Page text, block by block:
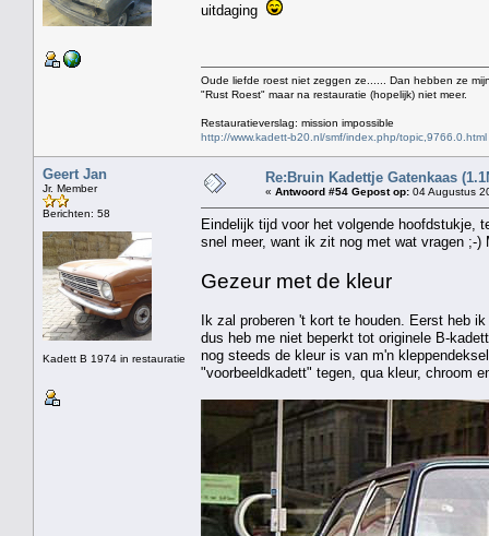
uitdaging
Oude liefde roest niet zeggen ze...... Dan hebben ze
"Rust Roest" maar na restauratie (hopelijk) niet meer.
Restauratieverslag: mission impossible
http://www.kadett-b20.nl/smf/index.php/topic,9766.0.html
Geert Jan
Jr. Member
Berichten: 58
Kadett B 1974 in restauratie
Re:Bruin Kadettje Gatenkaas
« Antwoord #54 Gepost op: 04 Augustus
Eindelijk tijd voor het volgende hoofdstukje,
snel meer, want ik zit nog met wat vragen ;-)
Gezeur met de kleur
Ik zal proberen 't kort te houden. Eerst heb
dus heb me niet beperkt tot originele B-
nog steeds de kleur is van m'n
"voorbeeldkadett" tegen, qua kleur, chroom